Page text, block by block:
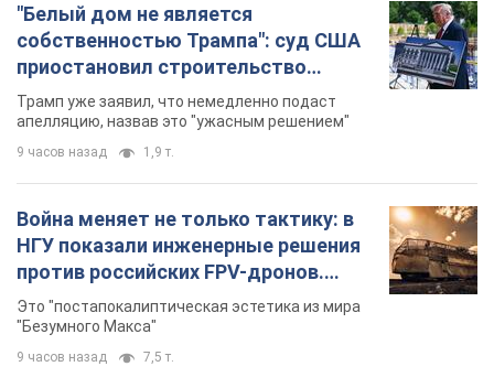
"Белый дом не является
собственностью Трампа": суд США
приостановил строительство
бального зала стоимостью 400 млн
долларов
Трамп уже заявил, что немедленно подаст
апелляцию, назвав это "ужасным решением"
9 часов назад 1,9 т.
Война меняет не только тактику: в
НГУ показали инженерные решения
против российских FPV-дронов.
Фото
Это "постапокалиптическая эстетика из мира
"Безумного Макса"
9 часов назад 7,5 т.